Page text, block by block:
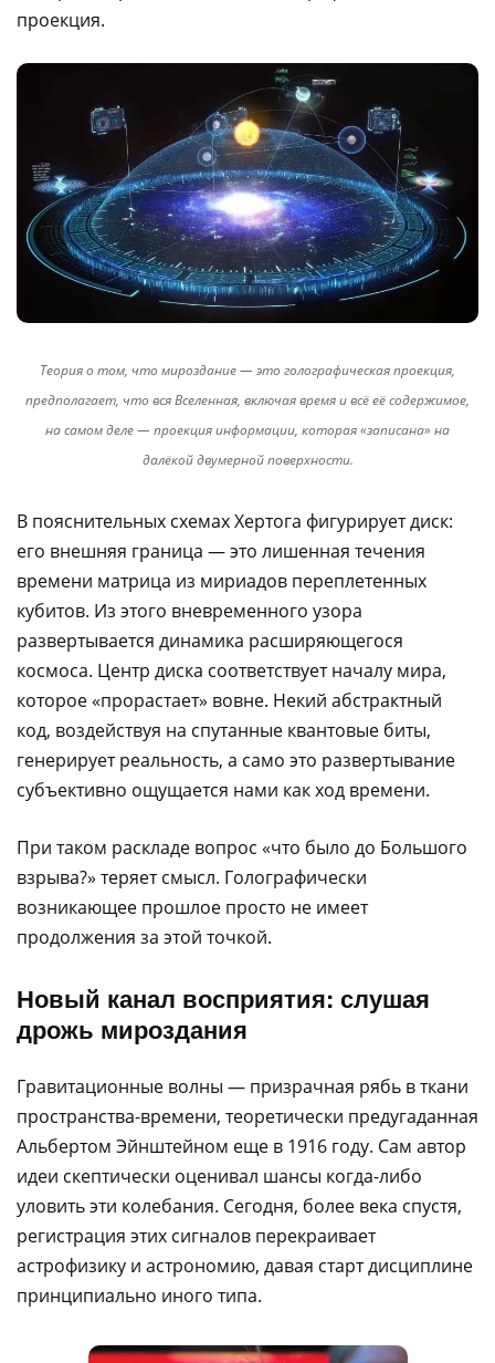
проекция.
Теория о том, что мироздание — это голографическая проекция,
предполагает, что вся Вселенная, включая время и всё её содержимое,
на самом деле — проекция информации, которая «записана» на
далёкой двумерной поверхности.
В пояснительных схемах Хертога фигурирует диск:
его внешняя граница — это лишенная течения
времени матрица из мириадов переплетенных
кубитов. Из этого вневременного узора
развертывается динамика расширяющегося
космоса. Центр диска соответствует началу мира,
которое «прорастает» вовне. Некий абстрактный
код, воздействуя на спутанные квантовые биты,
генерирует реальность, а само это развертывание
субъективно ощущается нами как ход времени.
При таком раскладе вопрос «что было до Большого
взрыва?» теряет смысл. Голографически
возникающее прошлое просто не имеет
продолжения за этой точкой.
Новый канал восприятия: слушая
дрожь мироздания
Гравитационные волны — призрачная рябь в ткани
пространства-времени, теоретически предугаданная
Альбертом Эйнштейном еще в 1916 году. Сам автор
идеи скептически оценивал шансы когда-либо
уловить эти колебания. Сегодня, более века спустя,
регистрация этих сигналов перекраивает
астрофизику и астрономию, давая старт дисциплине
принципиально иного типа.